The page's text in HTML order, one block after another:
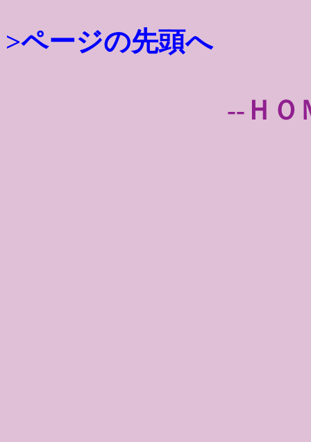
>ページの先頭へ
--ＨＯ